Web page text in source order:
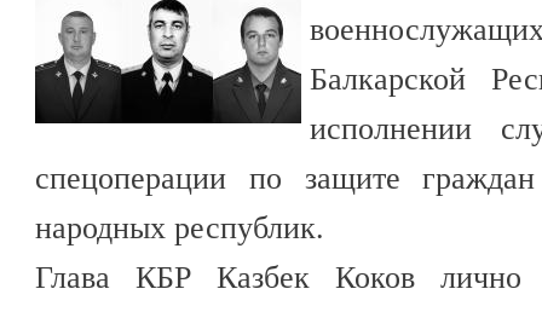
Балкарской
исполнении
спецоперации по защите
народных республик.
Глава КБР Казбек Коков лично